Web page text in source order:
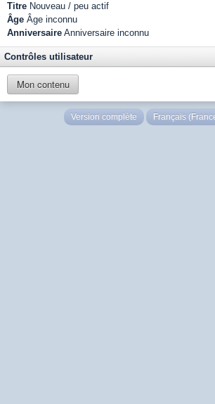
Titre Nouveau / peu actif
Âge Âge inconnu
Anniversaire Anniversaire inconnu
Contrôles utilisateur
Mon contenu
Version complète Français